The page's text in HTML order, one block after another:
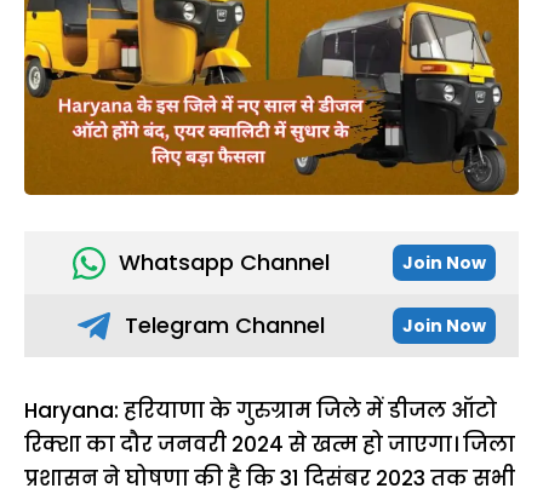
Whatsapp Channel Join Now
Telegram Channel Join Now
Haryana: हरियाणा के गुरुग्राम जिले में डीजल ऑटो
रिक्शा का दौर जनवरी 2024 से खत्म हो जाएगा। जिला
प्रशासन ने घोषणा की है कि 31 दिसंबर 2023 तक सभी